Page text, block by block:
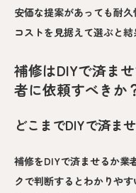
安価な提案があっても耐
コストを見据えて選ぶと
補修はDIYで済ま
者に依頼すべきか
どこまでDIYで済ま
補修をDIYで済ませるか業
クで判断するとわかりや